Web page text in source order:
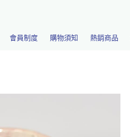
會員制度 購物須知 熱銷商品